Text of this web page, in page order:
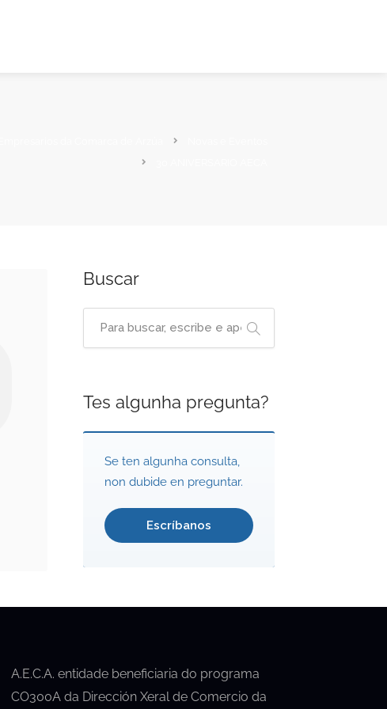
Buscar
Tes algunha pregunta?
Se ten algunha consulta,
non dubide en preguntar.
Escríbanos
A.E.C.A. entidade beneficiaria do programa
CO300A da Dirección Xeral de Comercio da